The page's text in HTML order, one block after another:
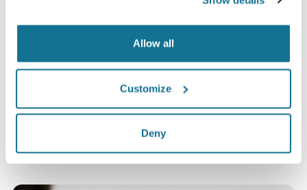
Allow all
Customize
Deny
eine Crisalix 3D-Simulation gesehen hatten.*
sich zwischen Mai 2010 und September 2011 einer Operation in
der Schweiz unterzogen haben.